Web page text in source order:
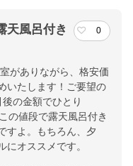
天風呂付き
0
がありながら、格安価
いたします！ご要望の
の金額でひとり
の値段で露天風呂付き
すよ。もちろん、夕
オススメです。